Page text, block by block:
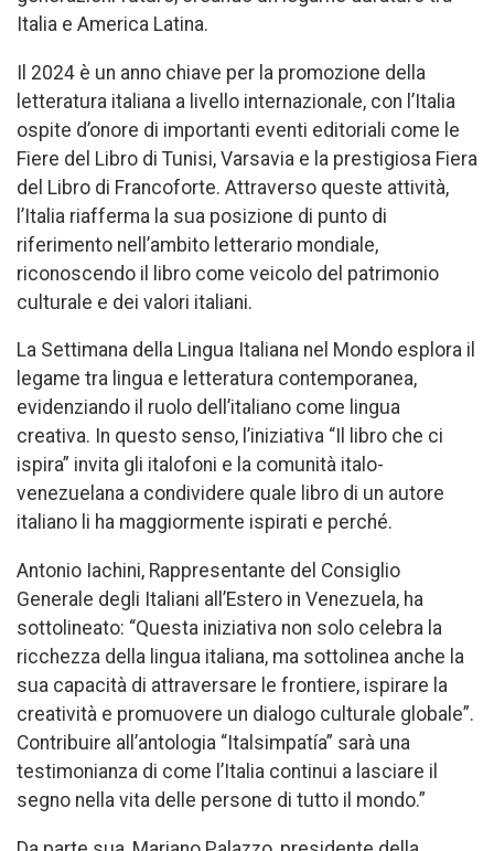
Italia e America Latina.
Il 2024 è un anno chiave per la promozione della
letteratura italiana a livello internazionale, con l’Italia
ospite d’onore di importanti eventi editoriali come le
Fiere del Libro di Tunisi, Varsavia e la prestigiosa Fiera
del Libro di Francoforte. Attraverso queste attività,
l’Italia riafferma la sua posizione di punto di
riferimento nell’ambito letterario mondiale,
riconoscendo il libro come veicolo del patrimonio
culturale e dei valori italiani.
La Settimana della Lingua Italiana nel Mondo esplora il
legame tra lingua e letteratura contemporanea,
evidenziando il ruolo dell’italiano come lingua
creativa. In questo senso, l’iniziativa “Il libro che ci
ispira” invita gli italofoni e la comunità italo-
venezuelana a condividere quale libro di un autore
italiano li ha maggiormente ispirati e perché.
Antonio Iachini, Rappresentante del Consiglio
Generale degli Italiani all’Estero in Venezuela, ha
sottolineato: “Questa iniziativa non solo celebra la
ricchezza della lingua italiana, ma sottolinea anche la
sua capacità di attraversare le frontiere, ispirare la
creatività e promuovere un dialogo culturale globale”.
Contribuire all’antologia “Italsimpatía” sarà una
testimonianza di come l’Italia continui a lasciare il
segno nella vita delle persone di tutto il mondo.”